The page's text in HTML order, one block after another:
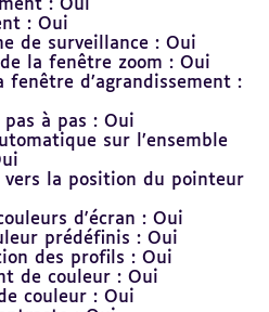
: Oui
: Oui
de surveillance : Oui
la fenêtre zoom : Oui
fenêtre d’agrandissement :
pas à pas : Oui
sur l’ensemble
vers la position du pointeur
d'écran : Oui
prédéfinis : Oui
des profils : Oui
de couleur : Oui
couleur : Oui